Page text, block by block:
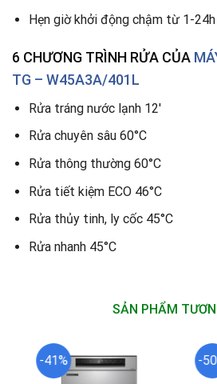
Hẹn giờ khởi động chậm từ 1-24h
6 CHƯƠNG TRÌNH RỬA CỦA
TG – W45A3A/401L
Rửa tráng nước lạnh 12′
Rửa chuyên sâu 60°C
Rửa thông thường 60°C
Rửa tiết kiệm ECO 46°C
Rửa thủy tinh, ly cốc 45°C
Rửa nhanh 45°C
SẢN PHẨM
-41% -